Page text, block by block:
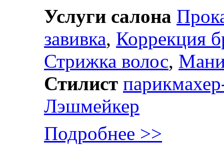
Услуги салона
завивка, Коррекция
Стрижка волос,
Стилист
Лэшмейкер
Подробнее >>